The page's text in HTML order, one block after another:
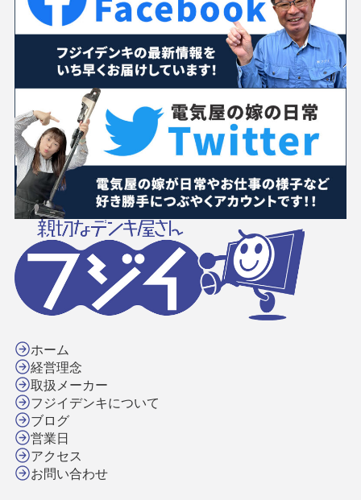
ホーム
経営理念
取扱メーカー
フジイデンキについて
ブログ
営業日
アクセス
お問い合わせ